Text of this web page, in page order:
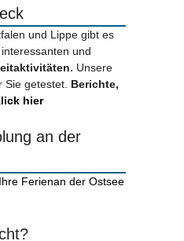
und Lippe gibt es
und
Unsere
Sie getestet. Berichte,
hier
an der